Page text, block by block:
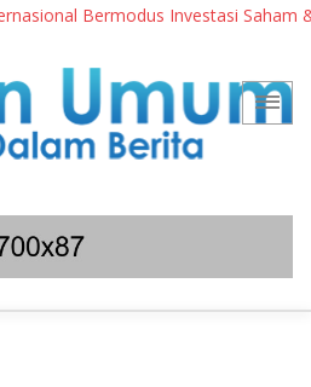
Bermodus Investasi Saham &